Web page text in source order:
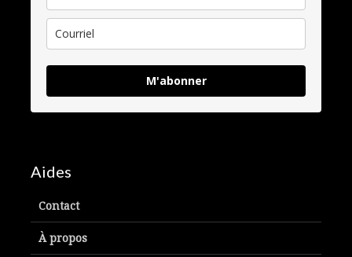
M'abonner
Aides
Contact
À propos